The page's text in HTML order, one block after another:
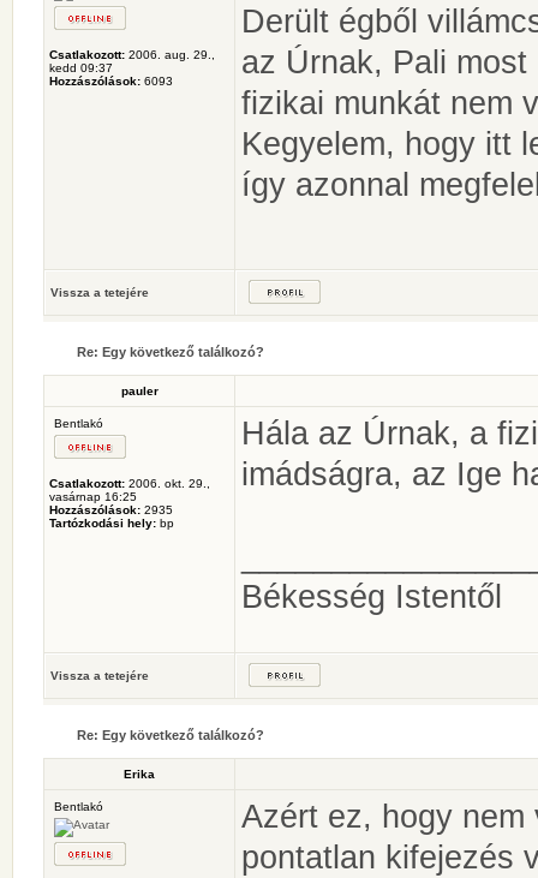
Csatlakozott: 2006. aug. 29.,
kedd 09:37
Hozzászólások: 6093
Derült égből
az Úrnak, Pali
fizikai munkát nem
Kegyelem, hogy itt
így azonnal
Vissza a tetejére
Re: Egy következő találkozó?
pauler
Bentlakó
Csatlakozott: 2006. okt. 29.,
vasárnap 16:25
Hozzászólások: 2935
Tartózkodási hely: bp
Hála az Úrnak, a
imádságra, az Ige
Békesség Istentől
Vissza a tetejére
Re: Egy következő találkozó?
Erika
Bentlakó
Azért ez, hogy
pontatlan kifejezés